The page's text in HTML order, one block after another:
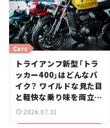
トライアンフ新型「トラ
ッカー400」はどんなバ
イク？ ワイルドな見た目
と軽快な乗り味を両立し
た400ccフラットトラッ
Cars
2026.07.31